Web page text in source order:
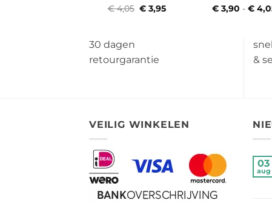
€4,05 Oorspronkelijke
€3,95Huidige
€ 3,90 - €
30 dagen
retourgarantie
&
VEILIG WINKELEN
03
aug